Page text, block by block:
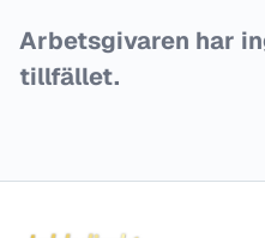
Arbetsgivaren har
tillfället.